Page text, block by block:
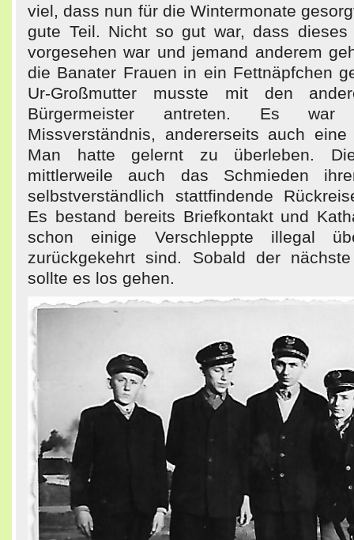
viel, dass nun für die Wintermonate
gute Teil. Nicht so gut war, dass
vorgesehen war und jemand anderem
die Banater Frauen in ein Fettnäpfchen
Ur-Großmutter musste mit den
Bürgermeister antreten. Es
Missverständnis, andererseits auch
Man hatte gelernt zu überleben.
mittlerweile auch das Schmieden
selbstverständlich stattfindende
Es bestand bereits Briefkontakt und
schon einige Verschleppte illegal
zurückgekehrt sind. Sobald der
sollte es los gehen.